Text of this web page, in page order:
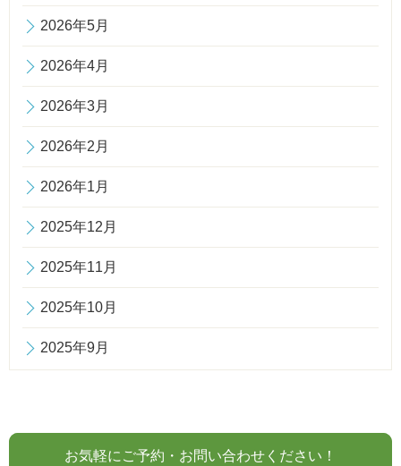
2026年5月
2026年4月
2026年3月
2026年2月
2026年1月
2025年12月
2025年11月
2025年10月
2025年9月
お気軽にご予約・お問い合わせください！